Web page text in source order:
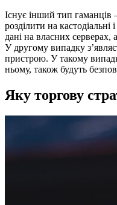
Існує інший тип
розділити на кастодіальні
дані на власних серверах,
У другому випадку
пристрою. У такому
ньому, також будуть
Яку торгову